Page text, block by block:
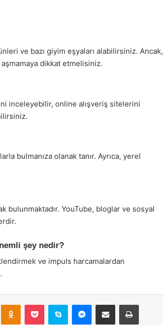
ve bazı giyim eşyaları alabilirsiniz. Ancak,
dikkat etmelisiniz.
inceleyebilir, online alışveriş sitelerini
bulmanıza olanak tanır. Ayrıca, yerel
YouTube, bloglar ve sosyal
şey nedir?
ve impuls harcamalardan
Odnoklassniki
Pocket Skype Messenger
E-Posta ile paylaş Yazdır